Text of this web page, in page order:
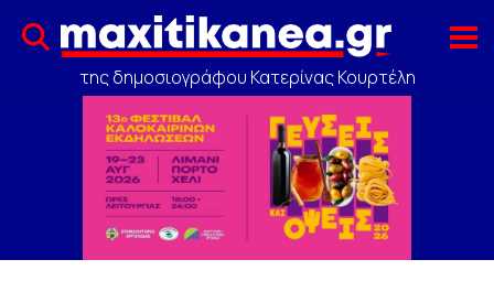
της δημοσιογράφου Κατερίνας Κουρτέλη